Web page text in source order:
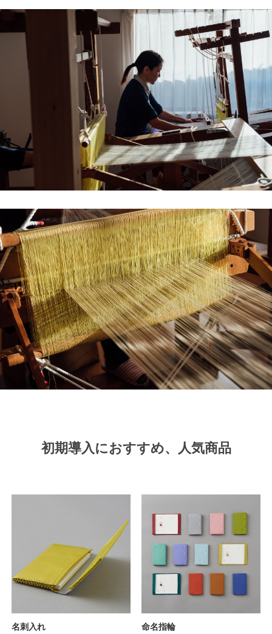
初期導入におすすめ、人気商品
名刺入れ 命名指輪